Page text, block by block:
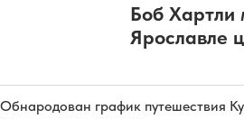
Боб Хартли
Ярославле
Обнародован график путешествия